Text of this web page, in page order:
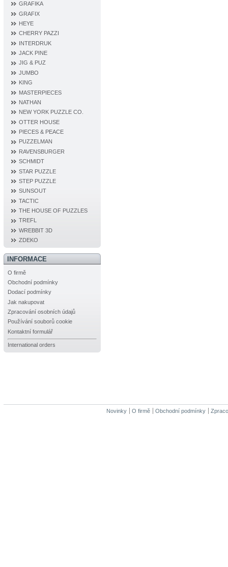
GRAFIKA
GRAFIX
HEYE
CHERRY PAZZI
INTERDRUK
JACK PINE
JIG & PUZ
JUMBO
KING
MASTERPIECES
NATHAN
NEW YORK PUZZLE CO.
OTTER HOUSE
PIECES & PEACE
PUZZELMAN
RAVENSBURGER
SCHMIDT
STAR PUZZLE
STEP PUZZLE
SUNSOUT
TACTIC
THE HOUSE OF PUZZLES
TREFL
WREBBIT 3D
ZDEKO
INFORMACE
O firmě
Obchodní podmínky
Dodací podmínky
Jak nakupovat
Zpracování osobních údajů
Používání souborů cookie
Kontaktní formulář
International orders
Novinky O firmě Obchodní podmínky